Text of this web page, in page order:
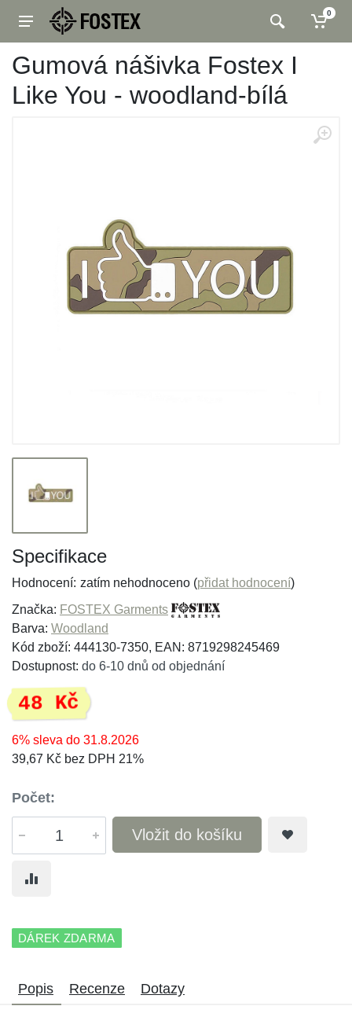
0
Gumová nášivka Fostex I
Like You - woodland-bílá
Specifikace
Hodnocení: zatím nehodnoceno (přidat hodnocení)
Značka: FOSTEX Garments
Barva: Woodland
Kód zboží: 444130-7350, EAN: 8719298245469
Dostupnost: do 6-10 dnů od objednání
48 Kč
6% sleva do 31.8.2026
39,67 Kč bez DPH 21%
Počet:
Vložit do košíku
DÁREK ZDARMA
Popis Recenze Dotazy